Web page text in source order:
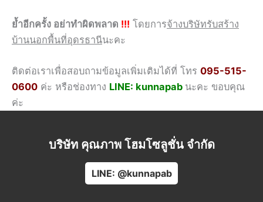
ย้ำอีกครั้ง อย่าทำผิดพลาด !!! โดยการจ้างบริษัทรับสร้าง
บ้านนอกพื้นที่อุดรธานีนะคะ
ติดต่อเราเพื่อสอบถามข้อมูลเพิ่มเติมได้ที่ โทร 095-515-
0600 ค่ะ หรือช่องทาง LINE: kunnapab นะคะ ขอบคุณ
ค่ะ
บริษัท คุณภาพ โฮมโซลูชั่น จำกัด
LINE: @kunnapab